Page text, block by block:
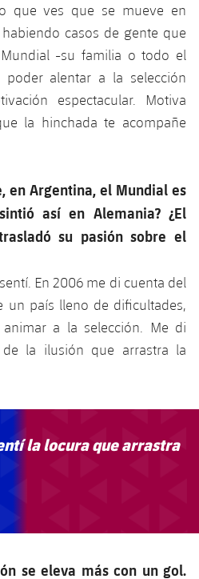
que ves que se mueve en
casos de gente que
-su familia o todo el
alentar a la selección
espectacular. Motiva
la hinchada te acompañe
en Argentina, el Mundial es
así en Alemania? ¿El
su pasión sobre el
En 2006 me di cuenta del
un país lleno de dificultades,
a la selección. Me di
la ilusión que arrastra la
la locura que arrastra
se eleva más con un gol.